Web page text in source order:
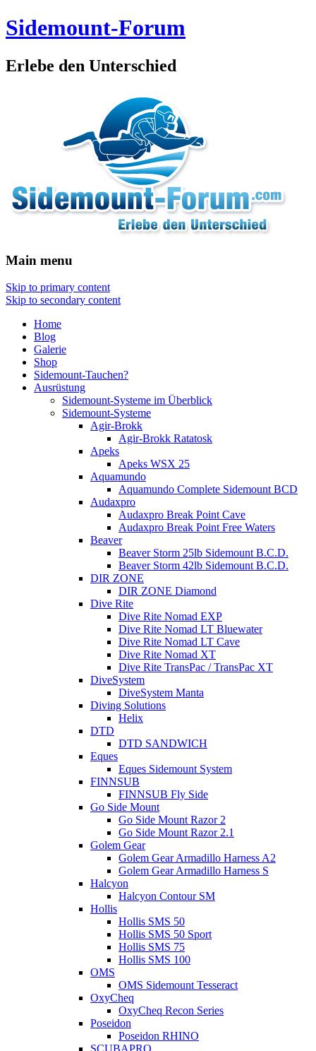
Sidemount-Forum
Erlebe den Unterschied
Main menu
Skip to primary content
Skip to secondary content
Home
Blog
Galerie
Shop
Sidemount-Tauchen?
Ausrüstung
Sidemount-Systeme im Überblick
Sidemount-Systeme
Agir-Brokk
Agir-Brokk Ratatosk
Apeks
Apeks WSX 25
Aquamundo
Aquamundo Complete Sidemount BCD
Audaxpro
Audaxpro Break Point Cave
Audaxpro Break Point Free Waters
Beaver
Beaver Storm 25lb Sidemount B.C.D.
Beaver Storm 42lb Sidemount B.C.D.
DIR ZONE
DIR ZONE Diamond
Dive Rite
Dive Rite Nomad EXP
Dive Rite Nomad LT Bluewater
Dive Rite Nomad LT Cave
Dive Rite Nomad XT
Dive Rite TransPac / TransPac XT
DiveSystem
DiveSystem Manta
Diving Solutions
Helix
DTD
DTD SANDWICH
Eques
Eques Sidemount System
FINNSUB
FINNSUB Fly Side
Go Side Mount
Go Side Mount Razor 2
Go Side Mount Razor 2.1
Golem Gear
Golem Gear Armadillo Harness A2
Golem Gear Armadillo Harness S
Halcyon
Halcyon Contour SM
Hollis
Hollis SMS 50
Hollis SMS 50 Sport
Hollis SMS 75
Hollis SMS 100
OMS
OMS Sidemount Tesseract
OxyCheq
OxyCheq Recon Series
Poseidon
Poseidon RHINO